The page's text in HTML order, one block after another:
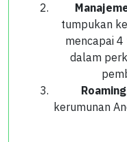
tumpukan
mencapai
dalam
kerumunan